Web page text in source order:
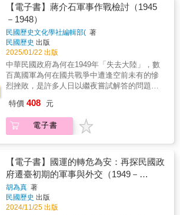
等）相較，顧名思義，最大的差異點是聚焦於
軍事作戰，尤其是抗戰結束後的國共軍事對
決。 更重要地，所有戰爭都是錯綜複雜的交
手過程，絕非著眼於「高明的」「昏庸的」指
揮者事先規劃好的戰略，抑或幾條固定的戰術
公式，就可以簡單歸結勝負因素。理想上，國
共內戰史事、乃至於更廣泛的近代中國政治與
軍事史事，還有待研究者繼續耕耘，用更充足
的通案、個案研究來作細緻處理。本書能夠提
供的，是在各種通案、個案的研究過程中，作
現象的解讀參照，仍需要研究者另外進行延伸
調查，以及批判性的分析，方能得到較適切的
理解。即以本書反覆提到的「面」控制力為
之牽動；其間的軍事史、政治史、社會史議
題，自然不是單憑本書就能夠滿足讀者了。
但無論如何，本書事例豐富，涉及角度廣泛，
毫無疑問是歷史研究者的重要參考史料。只要
讀者仔細玩味書中的論點，並參酌其他資料作
【電子書】蔣介石軍事作戰檢討（1945
－1948）
民國歷史文化學社編輯部( 著
民國歷史 出版
2025/01/22 出版
中華民國政府為何在1949年「失去大陸」，數
百萬國軍為何在國共戰爭中遭逢空前未有的慘
烈挫敗，是許多人日以繼夜嘗試解答的問題，
軍事作戰檢討（1945-1948）》的內容，就是蔣
介石個人連同若干國軍高層，集眾人智力，對
於相關問題的深度反思。和傳世的其他蔣日記
等）相較，顧名思義，最大的差異點是聚焦於
軍事作戰，尤其是抗戰結束後的國共軍事對
決。 更重要地，所有戰爭都是錯綜複雜的交
手過程，絕非著眼於「高明的」「昏庸的」指
揮者事先規劃好的戰略，抑或幾條固定的戰術
公式，就可以簡單歸結勝負因素。理想上，國
特價 408 元
電子書
【電子書】國運的轉危為安：再探民國政
府遷臺初期的軍事與外交（1949－
1955）
胡為真 著
民國歷史 出版
2024/11/25 出版